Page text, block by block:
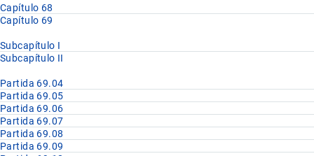
Capítulo 68
Capítulo 69
Subcapítulo I
Subcapítulo II
Partida 69.04
Partida 69.05
Partida 69.06
Partida 69.07
Partida 69.08
Partida 69.09